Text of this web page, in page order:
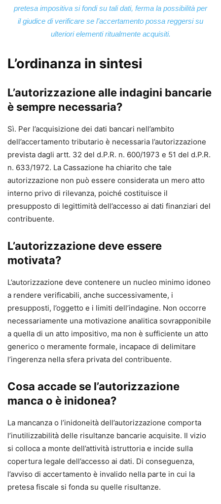
pretesa impositiva si fondi su tali dati, ferma la possibilità per
il giudice di verificare se l’accertamento possa reggersi su
ulteriori elementi ritualmente acquisiti.
L’ordinanza in sintesi
L’autorizzazione alle indagini bancarie
è sempre necessaria?
Sì. Per l’acquisizione dei dati bancari nell’ambito
dell’accertamento tributario è necessaria l’autorizzazione
prevista dagli artt. 32 del d.P.R. n. 600/1973 e 51 del d.P.R.
n. 633/1972. La Cassazione ha chiarito che tale
autorizzazione non può essere considerata un mero atto
interno privo di rilevanza, poiché costituisce il
presupposto di legittimità dell’accesso ai dati finanziari del
contribuente.
L’autorizzazione deve essere
motivata?
L’autorizzazione deve contenere un nucleo minimo idoneo
a rendere verificabili, anche successivamente, i
presupposti, l’oggetto e i limiti dell’indagine. Non occorre
necessariamente una motivazione analitica sovrapponibile
a quella di un atto impositivo, ma non è sufficiente un atto
generico o meramente formale, incapace di delimitare
l’ingerenza nella sfera privata del contribuente.
Cosa accade se l’autorizzazione
manca o è inidonea?
La mancanza o l’inidoneità dell’autorizzazione comporta
l’inutilizzabilità delle risultanze bancarie acquisite. Il vizio
si colloca a monte dell’attività istruttoria e incide sulla
copertura legale dell’accesso ai dati. Di conseguenza,
l’avviso di accertamento è invalido nella parte in cui la
pretesa fiscale si fonda su quelle risultanze.